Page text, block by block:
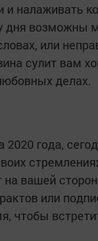
налаживать
дня возможны
или
сулит вам
делах.
2020 года,
на вашей
или
чтобы